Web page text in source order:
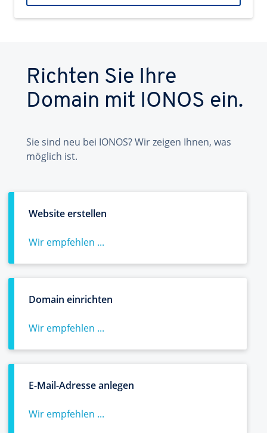
Richten Sie Ihre
Domain mit IONOS ein.
Sie sind neu bei IONOS? Wir zeigen Ihnen, was
möglich ist.
Website erstellen
Wir empfehlen ...
Domain einrichten
Wir empfehlen ...
E-Mail-Adresse anlegen
Wir empfehlen ...